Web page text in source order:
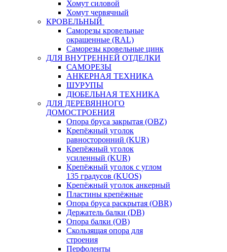
Хомут силовой
Хомут червячный
КРОВЕЛЬНЫЙ
Саморезы кровельные
окрашенные (RAL)
Саморезы кровельные цинк
ДЛЯ ВНУТРЕННЕЙ ОТДЕЛКИ
САМОРЕЗЫ
АНКЕРНАЯ ТЕХНИКА
ШУРУПЫ
ДЮБЕЛЬНАЯ ТЕХНИКА
ДЛЯ ДЕРЕВЯННОГО
ДОМОСТРОЕНИЯ
Опора бруса закрытая (OBZ)
Крепёжный уголок
равносторонний (KUR)
Крепёжный уголок
усиленный (KUR)
Крепёжный уголок с углом
135 градусов (KUOS)
Крепёжный уголок анкерный
Пластины крепёжные
Опора бруса раскрытая (OBR)
Держатель балки (DB)
Опора балки (ОВ)
Скользящая опора для
строения
Перфоленты